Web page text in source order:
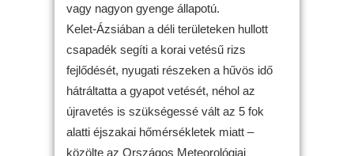
vagy nagyon gyenge állapotú.
Kelet-Ázsiában a déli területeken hullott
csapadék segíti a korai vetésű rizs
fejlődését, nyugati részeken a hűvös idő
hátráltatta a gyapot vetését, néhol az
újravetés is szükségessé vált az 5 fok
alatti éjszakai hőmérsékletek miatt –
közölte az Országos Meteorológiai